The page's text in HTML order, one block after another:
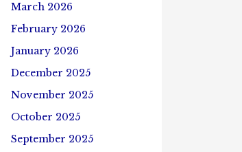
March 2026
February 2026
January 2026
December 2025
November 2025
October 2025
September 2025